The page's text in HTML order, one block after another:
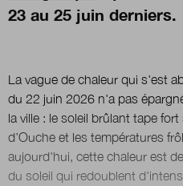
23 au 25 juin derniers.
La vague de chaleur qui s'est
du 22 juin 2026 n'a pas
la ville : le soleil brûlant tape
d’Ouche et les températures
aujourd'hui, cette chaleur est
du soleil qui redoublent